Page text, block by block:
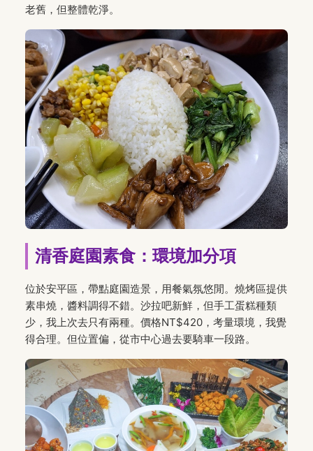
老舊，但整體乾淨。
清香庭園素食：環境加分項
位於安平區，帶點庭園造景，用餐氣氛悠閒。燒烤區提供
素串燒，醬料調得不錯。沙拉吧新鮮，但手工蛋糕種類
少，我上次去只有兩種。價格NT$420，考量環境，我覺
得合理。但位置偏，從市中心過去要騎車一段路。